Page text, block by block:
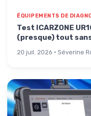
ÉQUIPEMENTS DE
Test ICARZONE
(presque) tout
20 juil. 2026 · Séverine